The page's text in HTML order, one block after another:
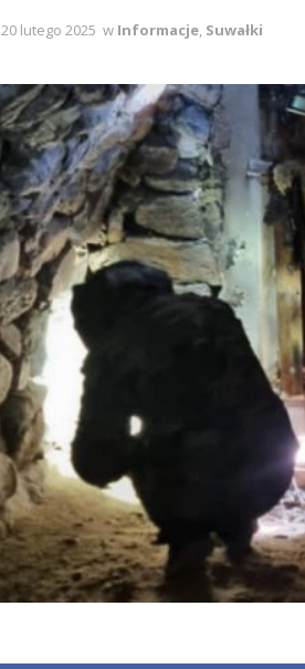
20 lutego 2025 w Informacje, Suwałki